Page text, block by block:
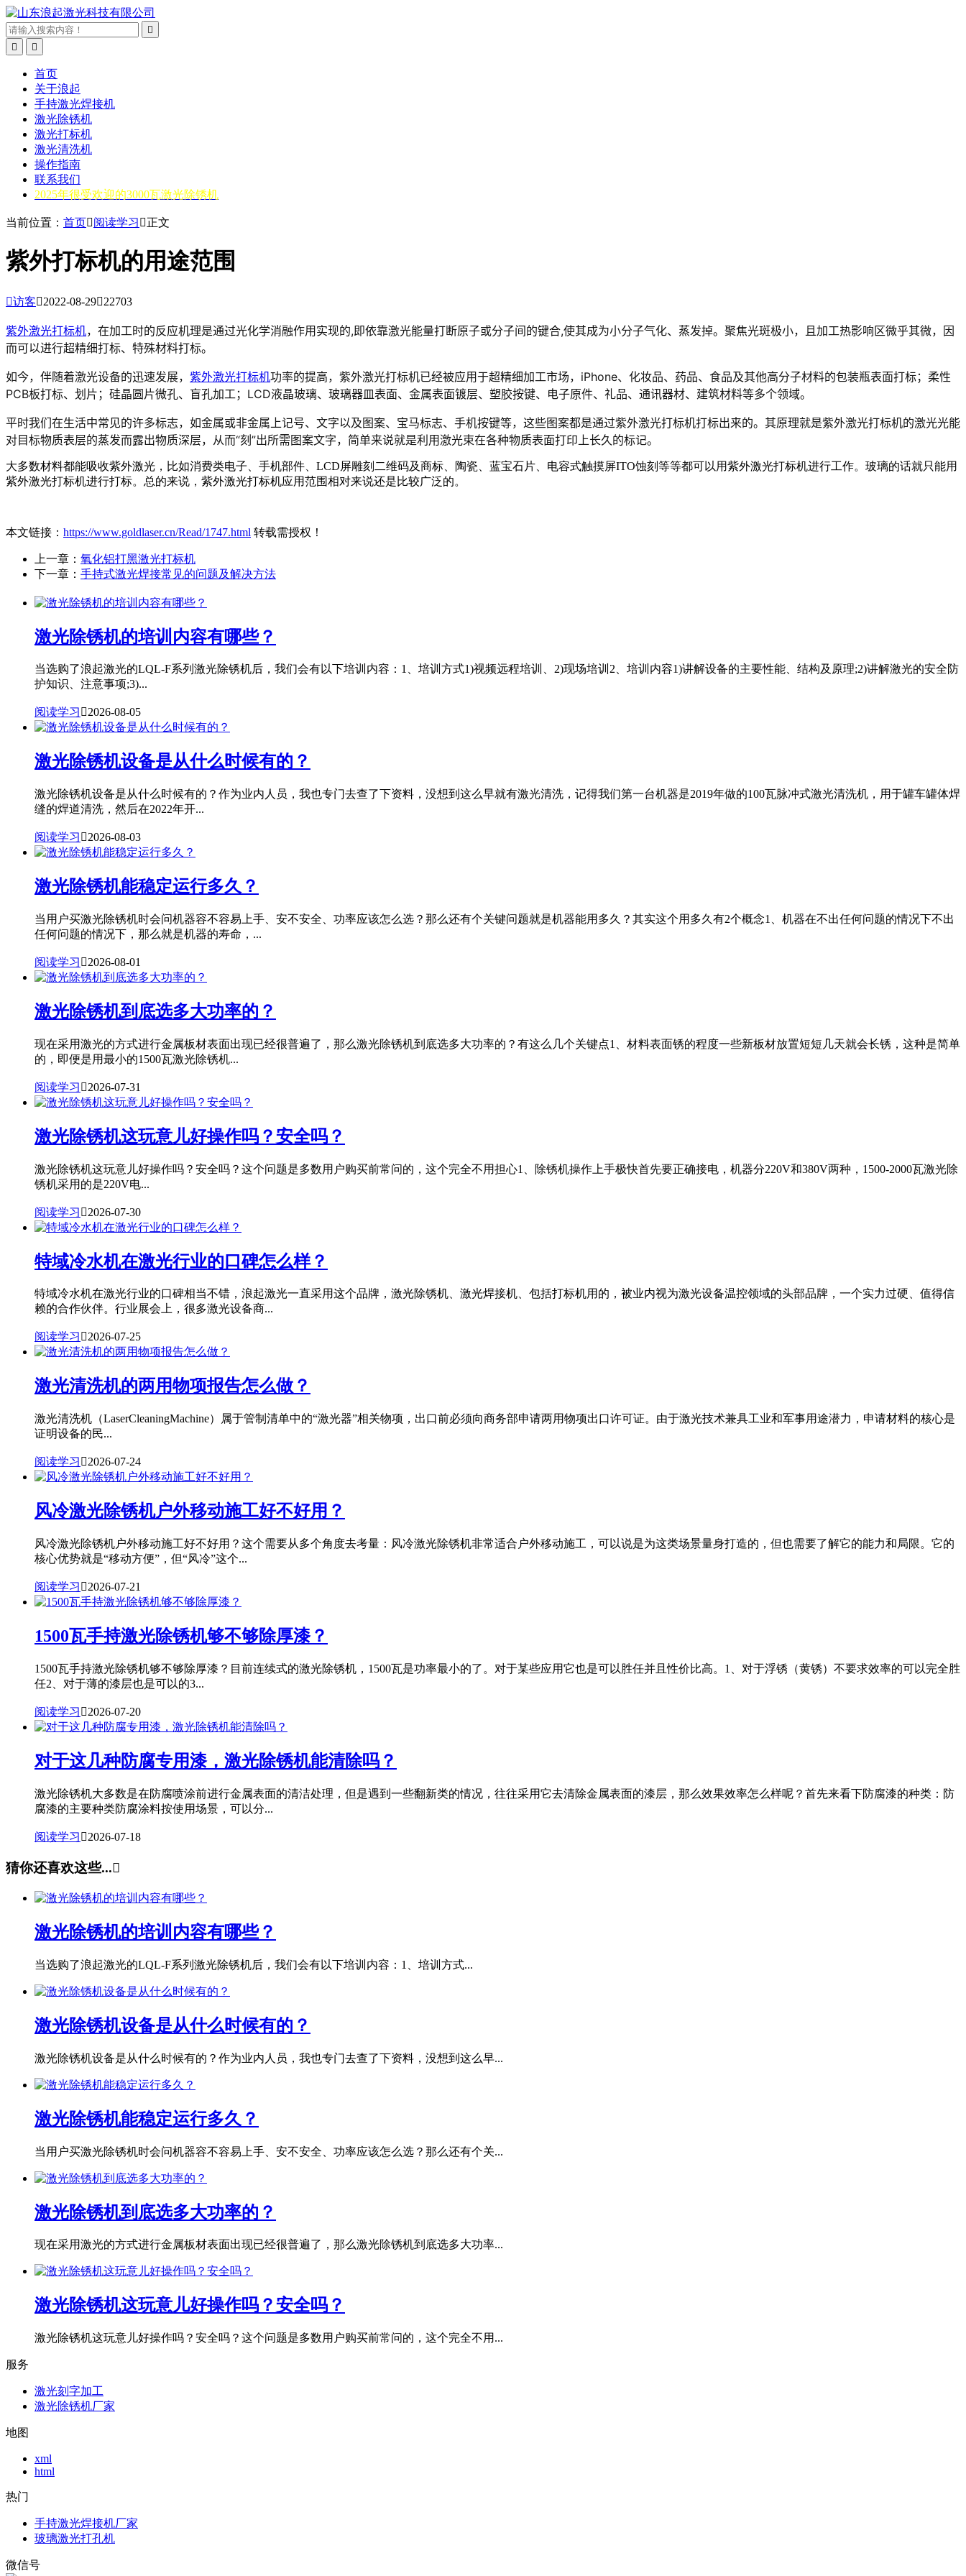



首页
关于浪起
手持激光焊接机
激光除锈机
激光打标机
激光清洗机
操作指南
联系我们
2025年很受欢迎的3000瓦激光除锈机
当前位置： 首页阅读学习 正文
紫外打标机的用途范围
访客2022-08-2922703
紫外激光打标机，在加工时的反应机理是通过光化学消融作用实现的,即依靠激光能量打断原子或分子间的键合,使其成为小分子气化、蒸发掉。聚焦光斑极小，且加工热影响区微乎其微，因
而可以进行超精细打标、特殊材料打标。
如今，伴随着激光设备的迅速发展， 紫外激光打标机功率的提高，紫外激光打标机已经被应用于超精细加工市场，iPhone、化妆品、药品、食品及其他高分子材料的包装瓶表面打标；柔性
PCB板打标、划片；硅晶圆片微孔、盲孔加工；LCD液晶玻璃、玻璃器皿表面、金属表面镀层、塑胶按键、电子原件、礼品、通讯器材、建筑材料等多个领域。
平时我们在生活中常见的许多标志，如金属或非金属上记号、文字以及图案、宝马标志、手机按键等，这些图案都是通过紫外激光打标机打标出来的。其原理就是紫外激光打标机的激光光能
对目标物质表层的蒸发而露出物质深层，从而“刻”出所需图案文字，简单来说就是利用激光束在各种物质表面打印上长久的标记。
大多数材料都能吸收紫外激光，比如消费类电子、手机部件、LCD屏雕刻二维码及商标、陶瓷、蓝宝石片、电容式触摸屏ITO蚀刻等等都可以用紫外激光打标机进行工作。玻璃的话就只能用
紫外激光打标机进行打标。总的来说，紫外激光打标机应用范围相对来说还是比较广泛的。
本文链接： https://www.goldlaser.cn/Read/1747.html 转载需授权！
上一章： 氧化铝打黑激光打标机
下一章： 手持式激光焊接常见的问题及解决方法
激光除锈机的培训内容有哪些？
当选购了浪起激光的LQL-F系列激光除锈机后，我们会有以下培训内容：1、培训方式1)视频远程培训、2)现场培训2、培训内容1)讲解设备的主要性能、结构及原理;2)讲解激光的安全防
护知识、注意事项;3)...
阅读学习 2026-08-05
激光除锈机设备是从什么时候有的？
激光除锈机设备是从什么时候有的？作为业内人员，我也专门去查了下资料，没想到这么早就有激光清洗，记得我们第一台机器是2019年做的100瓦脉冲式激光清洗机，用于罐车罐体焊
缝的焊道清洗，然后在2022年开...
阅读学习 2026-08-03
激光除锈机能稳定运行多久？
当用户买激光除锈机时会问机器容不容易上手、安不安全、功率应该怎么选？那么还有个关键问题就是机器能用多久？其实这个用多久有2个概念1、机器在不出任何问题的情况下不出
任何问题的情况下，那么就是机器的寿命，...
阅读学习 2026-08-01
激光除锈机到底选多大功率的？
现在采用激光的方式进行金属板材表面出现已经很普遍了，那么激光除锈机到底选多大功率的？有这么几个关键点1、材料表面锈的程度一些新板材放置短短几天就会长锈，这种是简单
的，即便是用最小的1500瓦激光除锈机...
阅读学习 2026-07-31
激光除锈机这玩意儿好操作吗？安全吗？
激光除锈机这玩意儿好操作吗？安全吗？这个问题是多数用户购买前常问的，这个完全不用担心1、除锈机操作上手极快首先要正确接电，机器分220V和380V两种，1500-2000瓦激光除
锈机采用的是220V电...
阅读学习 2026-07-30
特域冷水机在激光行业的口碑怎么样？
特域冷水机在激光行业的口碑相当不错，浪起激光一直采用这个品牌，激光除锈机、激光焊接机、包括打标机用的，被业内视为激光设备温控领域的头部品牌，一个实力过硬、值得信
赖的合作伙伴。行业展会上，很多激光设备商...
阅读学习 2026-07-25
激光清洗机的两用物项报告怎么做？
激光清洗机（LaserCleaningMachine）属于管制清单中的“激光器”相关物项，出口前必须向商务部申请两用物项出口许可证。由于激光技术兼具工业和军事用途潜力，申请材料的核心是
证明设备的民...
阅读学习 2026-07-24
风冷激光除锈机户外移动施工好不好用？
风冷激光除锈机户外移动施工好不好用？这个需要从多个角度去考量：风冷激光除锈机非常适合户外移动施工，可以说是为这类场景量身打造的，但也需要了解它的能力和局限。它的
核心优势就是“移动方便”，但“风冷”这个...
阅读学习 2026-07-21
1500瓦手持激光除锈机够不够除厚漆？
1500瓦手持激光除锈机够不够除厚漆？目前连续式的激光除锈机，1500瓦是功率最小的了。对于某些应用它也是可以胜任并且性价比高。1、对于浮锈（黄锈）不要求效率的可以完全胜
任2、对于薄的漆层也是可以的3...
阅读学习 2026-07-20
对于这几种防腐专用漆，激光除锈机能清除吗？
激光除锈机大多数是在防腐喷涂前进行金属表面的清洁处理，但是遇到一些翻新类的情况，往往采用它去清除金属表面的漆层，那么效果效率怎么样呢？首先来看下防腐漆的种类：防
腐漆的主要种类防腐涂料按使用场景，可以分...
阅读学习 2026-07-18
猜你还喜欢这些...
激光除锈机的培训内容有哪些？
当选购了浪起激光的LQL-F系列激光除锈机后，我们会有以下培训内容：1、培训方式...
激光除锈机设备是从什么时候有的？
激光除锈机设备是从什么时候有的？作为业内人员，我也专门去查了下资料，没想到这么早...
激光除锈机能稳定运行多久？
当用户买激光除锈机时会问机器容不容易上手、安不安全、功率应该怎么选？那么还有个关...
激光除锈机到底选多大功率的？
现在采用激光的方式进行金属板材表面出现已经很普遍了，那么激光除锈机到底选多大功率...
激光除锈机这玩意儿好操作吗？安全吗？
激光除锈机这玩意儿好操作吗？安全吗？这个问题是多数用户购买前常问的，这个完全不用...
服务
激光刻字加工
激光除锈机厂家
地图
xml
html
热门
手持激光焊接机厂家
玻璃激光打孔机
微信号